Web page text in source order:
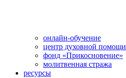
онлайн-обучение
центр духовной помощи
фонд «Прикосновение»
молитвенная стража
ресурсы